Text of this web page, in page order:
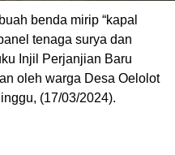
benda mirip “kapal
tenaga surya dan
Injil Perjanjian Baru
oleh warga Desa Oelolot
(17/03/2024).